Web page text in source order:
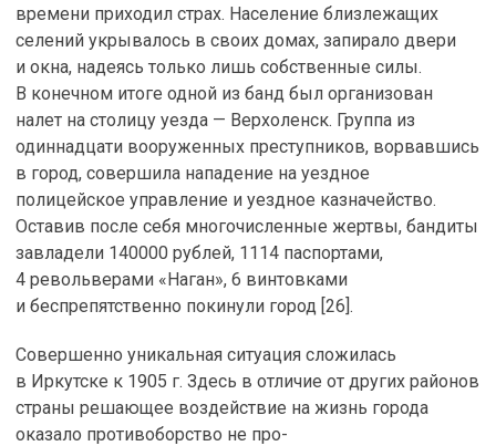
времени приходил страх. Население близлежащих
селений укрывалось в своих домах, запирало двери
и окна, надеясь только лишь собственные силы.
В конечном итоге одной из банд был организован
налет на столицу уезда — Верхоленск. Группа из
одиннадцати вооруженных преступников, ворвавшись
в город, совершила нападение на уездное
полицейское управление и уездное казначейство.
Оставив после себя многочисленные жертвы, бандиты
завладели 140000 рублей, 1114 паспортами,
4 револьверами «Наган», 6 винтовками
и беспрепятственно покинули город [26].
Совершенно уникальная ситуация сложилась
в Иркутске к 1905 г. Здесь в отличие от других районов
страны решающее воздействие на жизнь города
оказало противоборство не про-